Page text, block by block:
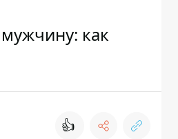
как
👍